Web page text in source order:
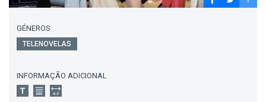
GÉNEROS
TELENOVELAS
INFORMAÇÃO ADICIONAL